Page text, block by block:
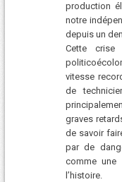
production
notre
depuis un
Cette
vitesse
de
graves
de savoir
par de
comme une
l’histoire.